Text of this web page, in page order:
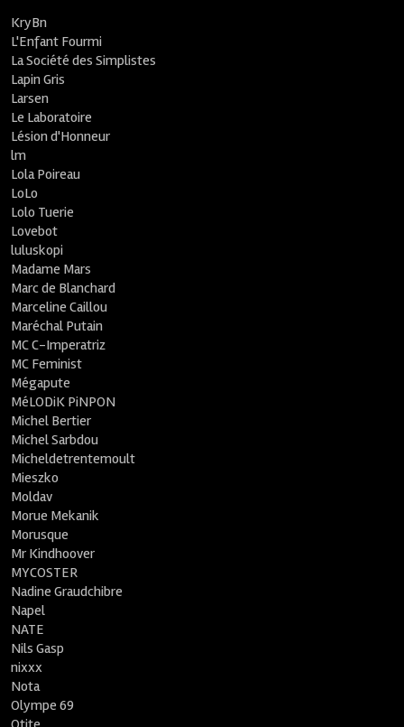
KryBn
L'Enfant Fourmi
La Société des Simplistes
Lapin Gris
Larsen
Le Laboratoire
Lésion d'Honneur
lm
Lola Poireau
LoLo
Lolo Tuerie
Lovebot
luluskopi
Madame Mars
Marc de Blanchard
Marceline Caillou
Maréchal Putain
MC C-Imperatriz
MC Feminist
Mégapute
MéLODiK PiNPON
Michel Bertier
Michel Sarbdou
Micheldetrentemoult
Mieszko
Moldav
Morue Mekanik
Morusque
Mr Kindhoover
MYCOSTER
Nadine Graudchibre
Napel
NATE
Nils Gasp
nixxx
Nota
Olympe 69